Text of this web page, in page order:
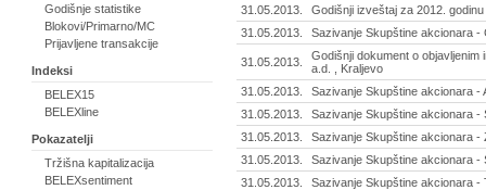
Godišnje statistike
Blokovi/Primarno/MC
Prijavljene transakcije
Indeksi
BELEX15
BELEXline
Pokazatelji
Tržišna kapitalizacija
BELEXsentiment
31.05.2013.
Godišnji izveštaj za 2012.
31.05.2013.
Sazivanje Skupštine akcionara
31.05.2013.
Godišnji dokument o
a.d. , Kraljevo
31.05.2013.
Sazivanje Skupštine akcionara -
31.05.2013.
Sazivanje Skupštine akcionara -
31.05.2013.
Sazivanje Skupštine akcionara -
31.05.2013.
Sazivanje Skupštine akcionara -
31.05.2013.
Sazivanje Skupštine akcionara -